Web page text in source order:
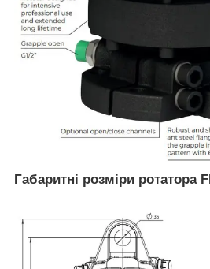
Габаритні розміри ротатора